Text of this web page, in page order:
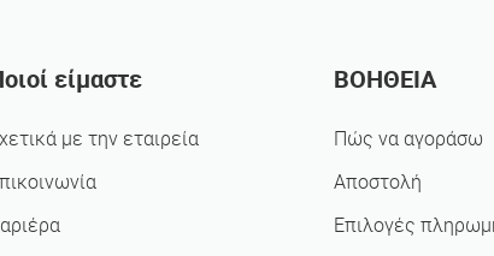
είμαστε
με την εταιρεία
ΒΟΗΘΕΙΑ
Πώς να αγοράσω
Αποστολή
Επιλογές